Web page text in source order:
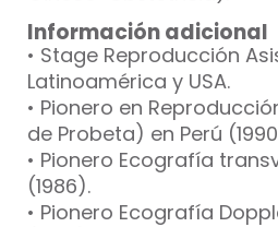
Información adicional
• Stage Reproducción
Latinoamérica y USA.
• Pionero en
de Probeta) en Perú
• Pionero Ecografía
(1986).
• Pionero Ecografía